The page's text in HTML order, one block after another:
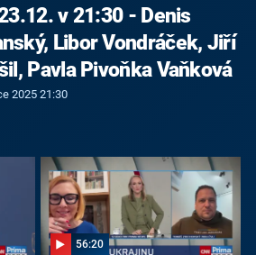
v 21:30 - Denis
Libor Vondráček, Jiří
Pavla Pivoňka Vaňková
2025 21:30
56:20